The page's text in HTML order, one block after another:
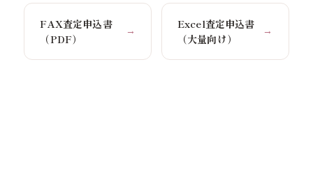
FAX査定申込書
（PDF）
→
Excel査定申込書
（大量向け）
→